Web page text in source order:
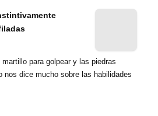
para golpear y las piedras
nos dice mucho sobre las habilidades